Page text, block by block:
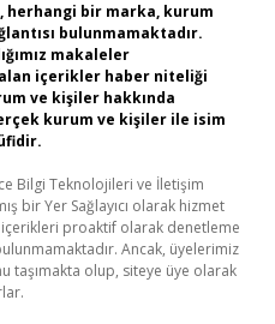
herhangi bir marka, kurum
bulunmamaktadır.
makaleler
içerikler haber niteliği
ve kişiler hakkında
kurum ve kişiler ile isim
Bilgi Teknolojileri ve İletişim
bir Yer Sağlayıcı olarak hizmet
proaktif olarak denetleme
Ancak, üyelerimiz
taşımakta olup, siteye üye olarak